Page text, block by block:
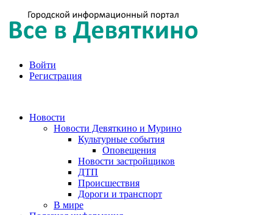
Войти
Регистрация
Новости
Новости Девяткино и Мурино
Культурные события
Оповещения
Новости застройщиков
ДТП
Происшествия
Дороги и транспорт
В мире